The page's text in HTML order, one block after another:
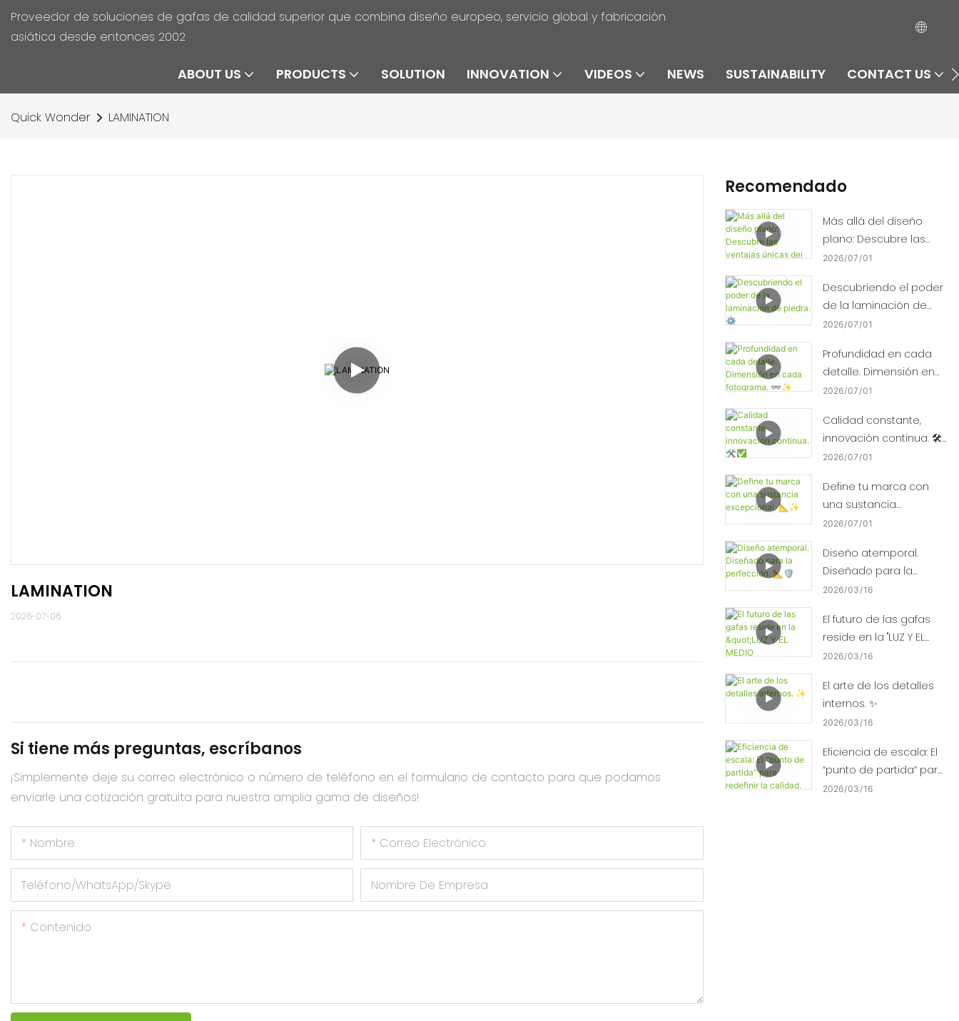
Proveedor de soluciones de gafas de calidad superior que combina diseño europeo, servicio global y fabricación
asiática desde entonces 2002
ABOUT US PRODUCTS SOLUTION INNOVATION VIDEOS NEWS SUSTAINABILITY CONTACT US
Quick Wonder LAMINATION
LAMINATION
2026-07-06
Si tiene más preguntas, escríbanos
¡Simplemente deje su correo electrónico o número de teléfono en el formulario de contacto para que podamos
enviarle una cotización gratuita para nuestra amplia gama de diseños!
Nombre Correo Electrónico
Teléfono/WhatsApp/Skype Nombre De Empresa
Contenido
Recomendado
Más allá del diseño
plano: Descubre las
ventajas únicas del
2026 07 01
Descubriendo el poder
de la laminación de
piedra. ⚙️
2026 07 01
Profundidad en cada
detalle. Dimensión en
cada fotograma. 👓✨
2026 07 01
Calidad constante,
innovación continua. 🛠️
✅
2026 07 01
Define tu marca con
una sustancia
excepcional. 📐✨
2026 07 01
Diseño atemporal.
Diseñado para la
perfección. 📐🛡️
2026 03 16
El futuro de las gafas
reside en la "LUZ Y EL
MEDIO AMBIENTE". ✨🌿
2026 03 16
El arte de los detalles
internos. ✨
2026 03 16
Eficiencia de escala: El
“punto de partida” para
redefinir la calidad. ⚡⚙️
2026 03 16